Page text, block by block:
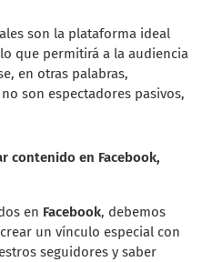
son la plataforma ideal
que permitirá a la audiencia
en otras palabras,
son espectadores pasivos,
contenido en Facebook,
en Facebook, debemos
un vínculo especial con
seguidores y saber